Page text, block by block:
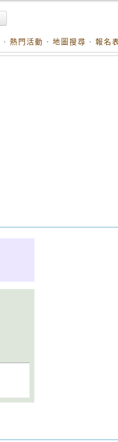
· 熱門活動 · 地圖搜尋 · 報名